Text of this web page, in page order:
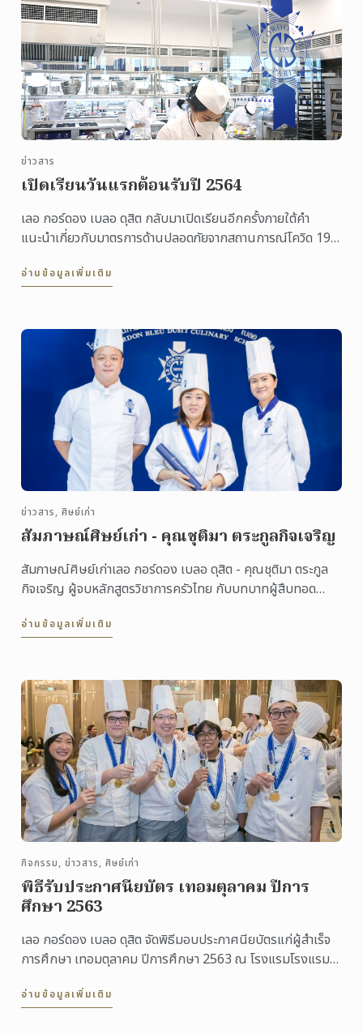
ข่าวสาร
เปิดเรียนวันแรกต้อนรับปี 2564
เลอ กอร์ดอง เบลอ ดุสิต กลับมาเปิดเรียนอีกครั้งภายใต้คำ
แนะนำเกี่ยวกับมาตรการด้านปลอดภัยจากสถานการณ์โควิด 19
อ่านข้อมูลเพิ่มเติม
ข่าวสาร, ศิษย์เก่า
สัมภาษณ์ศิษย์เก่า - คุณชุติมา ตระกูลกิจเจริญ
สัมภาษณ์ศิษย์เก่าเลอ กอร์ดอง เบลอ ดุสิต - คุณชุติมา ตระกูล
กิจเจริญ ผู้จบหลักสูตรวิชาการครัวไทย กับบทบาทผู้สืบทอด
อ่านข้อมูลเพิ่มเติม
กิจกรรม, ข่าวสาร, ศิษย์เก่า
พิธีรับประกาศนียบัตร เทอมตุลาคม ปีการ
ศึกษา 2563
เลอ กอร์ดอง เบลอ ดุสิต จัดพิธีมอบประกาศนียบัตรแก่ผู้สำเร็จ
การศึกษา เทอมตุลาคม ปีการศึกษา 2563 ณ โรงแรมโรงแรม
อ่านข้อมูลเพิ่มเติม